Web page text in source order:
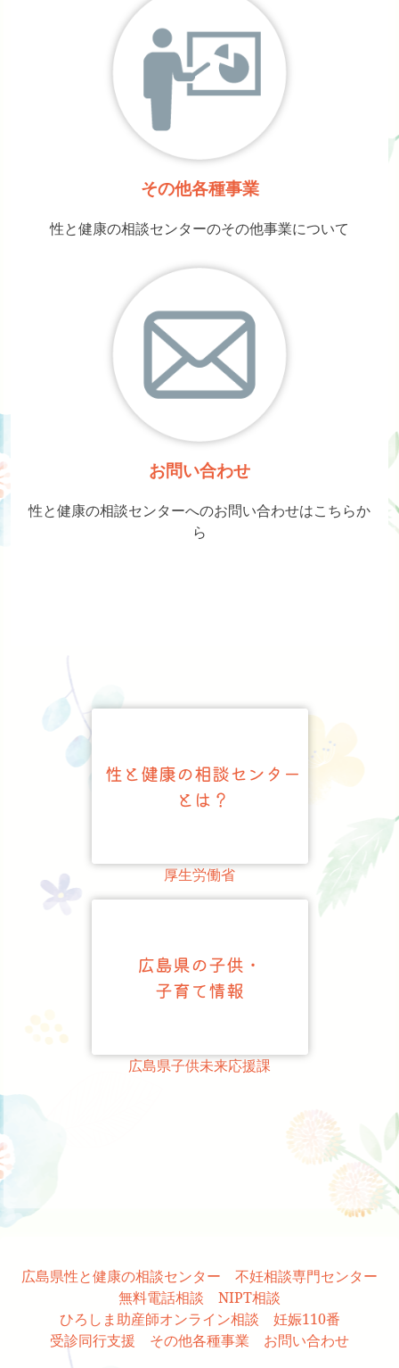
その他各種事業
性と健康の相談センターのその他事業について
お問い合わせ
性と健康の相談センターへのお問い合わせはこちらか
ら
厚生労働省
広島県子供未来応援課
広島県性と健康の相談センター
不妊相談専門センター
無料電話相談
NIPT相談
ひろしま助産師オンライン相談
妊娠110番
受診同行支援
その他各種事業
お問い合わせ